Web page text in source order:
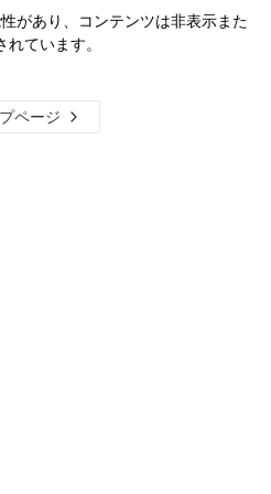
があり、コンテンツは非表示また
れています。
ページ